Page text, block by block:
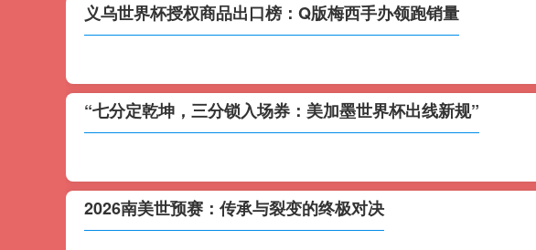
义乌世界杯授权商品出口榜：Q版梅西手办领跑销量
“七分定乾坤，三分锁入场券：美加墨世界杯出线新规”
2026南美世预赛：传承与裂变的终极对决